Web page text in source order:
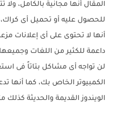
المقال أنها مجانية بالكامل، ولا
للحصول عليه أو تحميل أى كراك،
أنها لا تحتوى على أى إعلانات
داعمة للكثير من اللغات وجميعها
لن تواجه أى مشاكل بتاتاً فى
الكمبيوتر الخاص بك، كما أنها
الويندوز القديمة والحديثة كذلك